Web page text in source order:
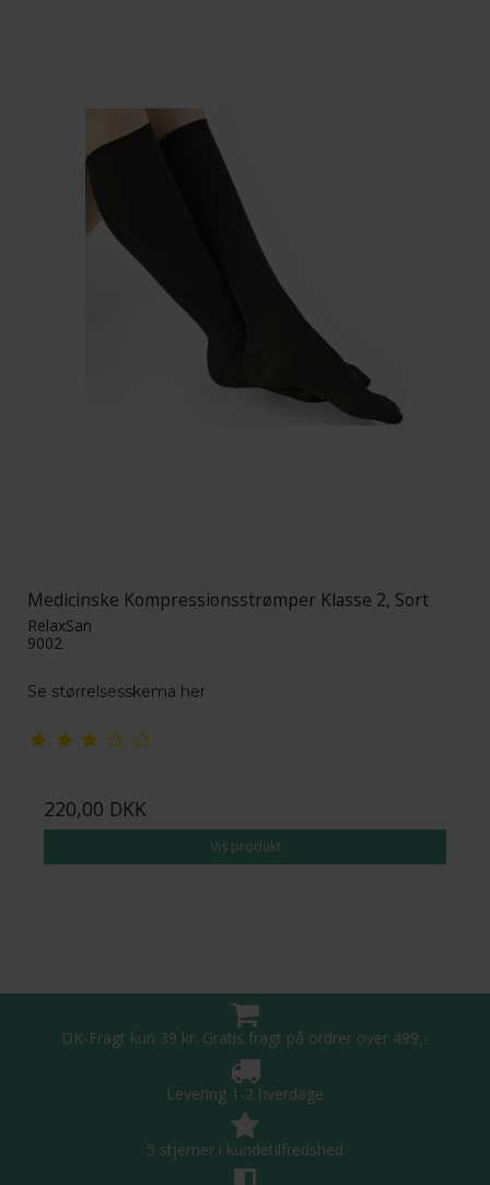
Medicinske Kompressionsstrømper Klasse 2, Sort
RelaxSan
9002
Se størrelsesskema her
220,00 DKK
Vis produkt
DK-Fragt kun 39 kr. Gratis fragt på ordrer over 499,-
Levering 1-2 hverdage
5 stjerner i kundetilfredshed